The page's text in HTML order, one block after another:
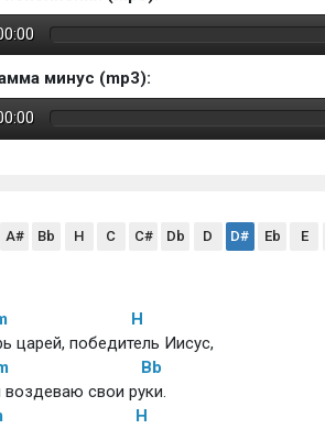
минус (mp3):
A# Bb H C C# Db D D# Eb E
H
царей, победитель Иисус,
Bb
воздеваю свои руки.
H